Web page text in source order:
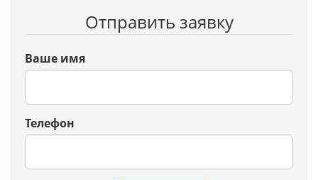
Отправить заявку
Ваше имя
Телефон